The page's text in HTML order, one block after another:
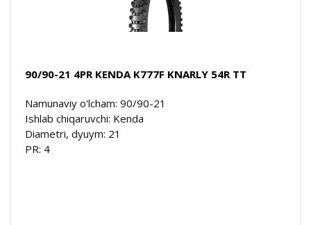
90/90-21 4PR KENDA K777F KNARLY 54R TT
Namunaviy o'lcham: 90/90-21
Ishlab chiqaruvchi: Kenda
Diametri, dyuym: 21
PR: 4